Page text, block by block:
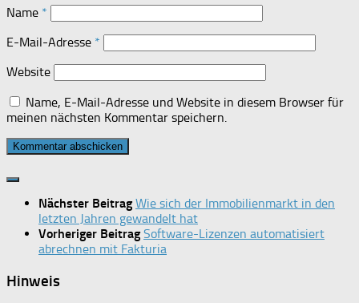
Name *
E-Mail-Adresse *
Website
Name, E-Mail-Adresse und Website in diesem Browser für
meinen nächsten Kommentar speichern.
Nächster Beitrag Wie sich der Immobilienmarkt in den
letzten Jahren gewandelt hat
Vorheriger Beitrag Software-Lizenzen automatisiert
abrechnen mit Fakturia
Hinweis